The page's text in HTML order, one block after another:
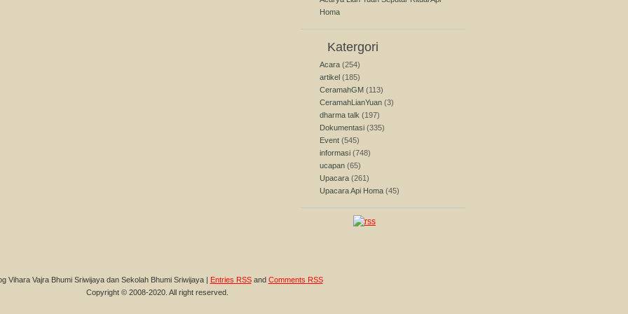
Homa
Katergori
Acara (254)
artikel (185)
CeramahGM (113)
CeramahLianYuan (3)
dharma talk (197)
Dokumentasi (335)
Event (545)
informasi (748)
ucapan (65)
Upacara (261)
Upacara Api Homa (45)
Vihara Vajra Bhumi Sriwijaya dan Sekolah Bhumi Sriwijaya | Entries RSSand Comments RSS
Copyright © 2008-2020. All right reserved.